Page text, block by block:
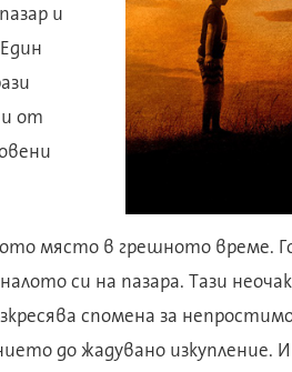
и
от
място в грешното време.
си на пазара. Тази
спомена за
до жадувано изкупление.